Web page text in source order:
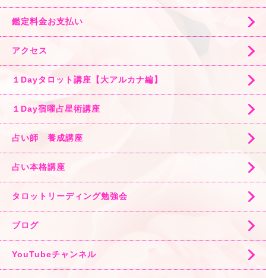
鑑定料金お支払い
アクセス
１Dayタロット講座【大アルカナ編】
１Day宿曜占星術講座
占い師 養成講座
占い本格講座
タロットリーディング勉強会
ブログ
YouTubeチャンネル